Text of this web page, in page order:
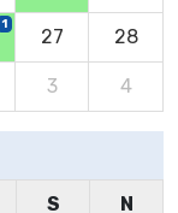
1
27 28
3 4
S N